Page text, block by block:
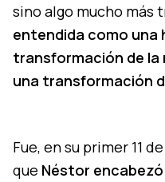
sino algo mucho más
entendida como una
transformación de la
una transformación
Fue, en su primer 11
que Néstor